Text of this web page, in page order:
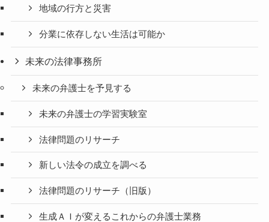
地域の行方と災害
分業に依存しない生活は可能か
未来の法律事務所
未来の弁護士を予見する
未来の弁護士の学習実験室
法律問題のリサーチ
新しい法令の成立を調べる
法律問題のリサーチ（旧版）
生成ＡＩが変えるこれからの弁護士業務